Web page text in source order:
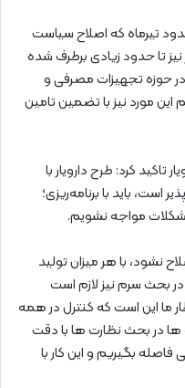
تیرماه که اصلاح سیاست
نیز تا حدود زیادی برطرف شده
حوزه تجهیزات مصرفی و
مورد نیز با تضمین تامین
تاکید کرد: طرح دارویار با
باید با برنامه‌ریزی؛
مواجه نشویم.
نشود، با هر میزان تولید
بحث سرم نیز لازم است
ما این است که کنترل در همه
در بحث نظارت ها با دقت
بگیریم و این کار با